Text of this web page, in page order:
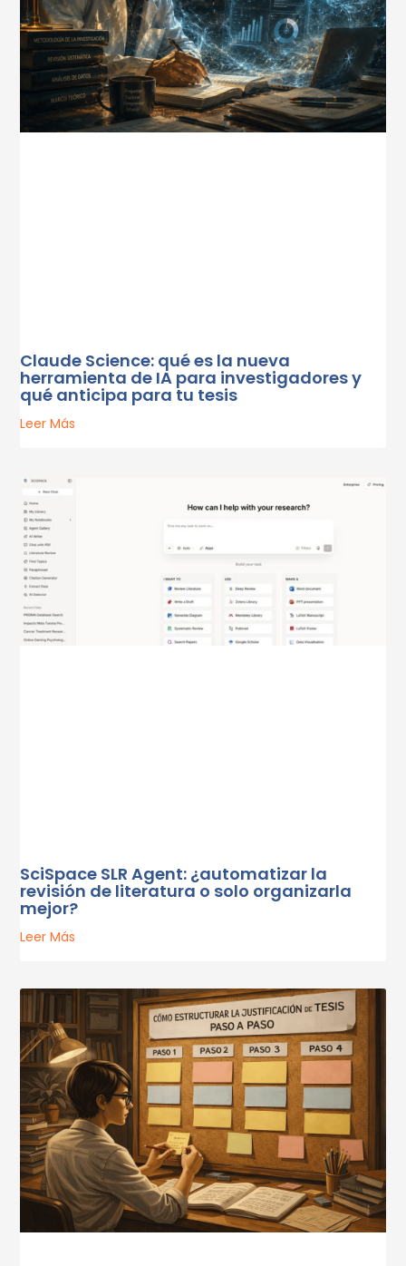
Claude Science: qué es la nueva
herramienta de IA para investigadores y
qué anticipa para tu tesis
Leer Más
SciSpace SLR Agent: ¿automatizar la
revisión de literatura o solo organizarla
mejor?
Leer Más